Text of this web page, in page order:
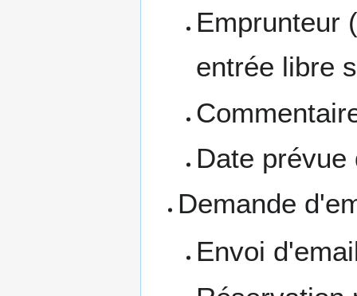
Emprunteur
entrée libre
Date
Demande
Envoi